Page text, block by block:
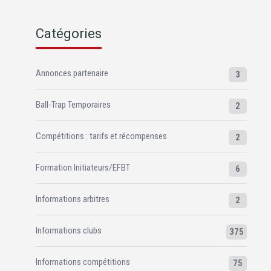
Catégories
Annonces partenaire 3
Ball-Trap Temporaires 2
Compétitions : tarifs et récompenses 2
Formation Initiateurs/EFBT 6
Informations arbitres 2
Informations clubs 375
Informations compétitions 75